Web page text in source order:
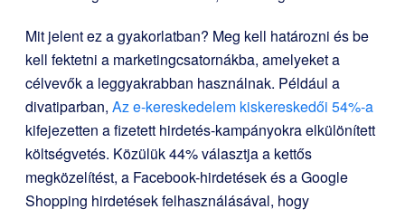
Mit jelent ez a gyakorlatban? Meg kell határozni és be
kell fektetni a marketingcsatornákba, amelyeket a
célvevők a leggyakrabban használnak. Például a
divatiparban, Az e-kereskedelem kiskereskedői 54%-a
kifejezetten a fizetett hirdetés-kampányokra elkülönített
költségvetés. Közülük 44% választja a kettős
megközelítést, a Facebook-hirdetések és a Google
Shopping hirdetések felhasználásával, hogy